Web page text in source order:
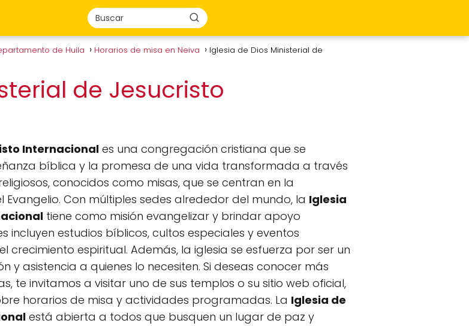
de Huila Horarios de misa en Neiva
Iglesia de Dios Ministerial de
de Jesucristo
Internacional es una congregación cristiana que se
bíblica y la promesa de una vida transformada a través
conocidos como misas, que se centran en la
Con múltiples sedes alrededor del mundo, la Iglesia
tiene como misión evangelizar y brindar apoyo
incluyen estudios bíblicos, cultos especiales y eventos
espiritual. Además, la iglesia se esfuerza por ser un
y asistencia a quienes lo necesiten. Si deseas conocer más
te invitamos a visitar uno de sus templos o su sitio web oficial,
horarios de misa y actividades programadas. La Iglesia de
está abierta a todos que busquen un lugar de paz y